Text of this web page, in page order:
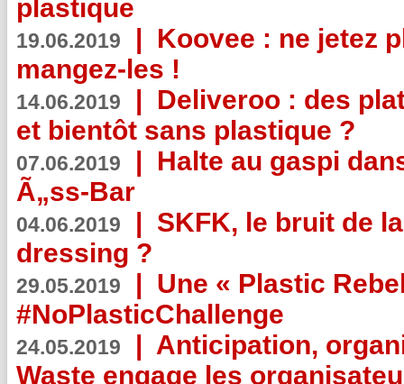
plastique
19.06.2019 | Koovee : ne jetez
mangez-les !
14.06.2019 | Deliveroo : des
et bientôt sans plastique ?
07.06.2019 | Halte au gaspi
Ã„ss-Bar
04.06.2019 | SKFK, le bruit de
dressing ?
29.05.2019 | Une « Plastic
#NoPlasticChallenge
24.05.2019 | Anticipation,
Waste engage les